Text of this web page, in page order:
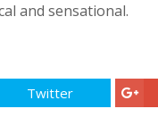
and sensational.
Twitter